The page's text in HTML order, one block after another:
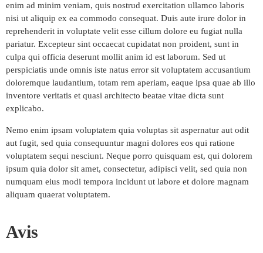
enim ad minim veniam, quis nostrud exercitation ullamco laboris
nisi ut aliquip ex ea commodo consequat. Duis aute irure dolor in
reprehenderit in voluptate velit esse cillum dolore eu fugiat nulla
pariatur. Excepteur sint occaecat cupidatat non proident, sunt in
culpa qui officia deserunt mollit anim id est laborum. Sed ut
perspiciatis unde omnis iste natus error sit voluptatem accusantium
doloremque laudantium, totam rem aperiam, eaque ipsa quae ab illo
inventore veritatis et quasi architecto beatae vitae dicta sunt
explicabo.
Nemo enim ipsam voluptatem quia voluptas sit aspernatur aut odit
aut fugit, sed quia consequuntur magni dolores eos qui ratione
voluptatem sequi nesciunt. Neque porro quisquam est, qui dolorem
ipsum quia dolor sit amet, consectetur, adipisci velit, sed quia non
numquam eius modi tempora incidunt ut labore et dolore magnam
aliquam quaerat voluptatem.
Avis